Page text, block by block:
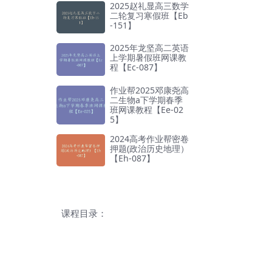
2025赵礼显高三数学
二轮复习寒假班【Eb
-151】
2025年龙坚高二英语
上学期暑假班网课教
程【Ec-087】
作业帮2025邓康尧高
二生物a下学期春季
班网课教程【Ee-02
5】
2024高考作业帮密卷
押题(政治历史地理）
【Eh-087】
课程目录：